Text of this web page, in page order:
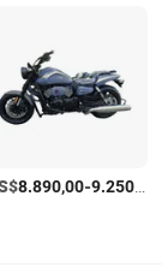
8.890,00-9.250,00